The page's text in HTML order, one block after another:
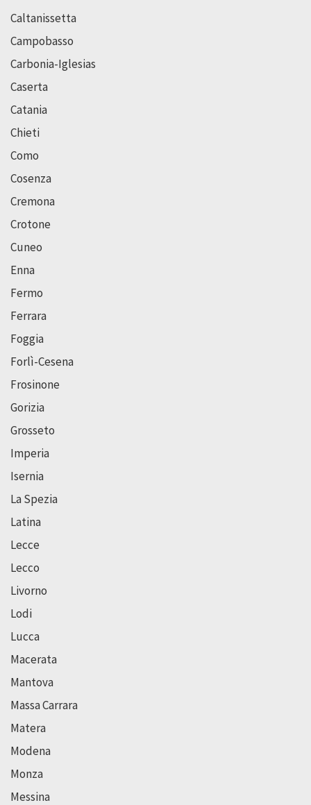
Caltanissetta
Campobasso
Carbonia-Iglesias
Caserta
Catania
Chieti
Como
Cosenza
Cremona
Crotone
Cuneo
Enna
Fermo
Ferrara
Foggia
Forlì-Cesena
Frosinone
Gorizia
Grosseto
Imperia
Isernia
La Spezia
Latina
Lecce
Lecco
Livorno
Lodi
Lucca
Macerata
Mantova
Massa Carrara
Matera
Modena
Monza
Messina